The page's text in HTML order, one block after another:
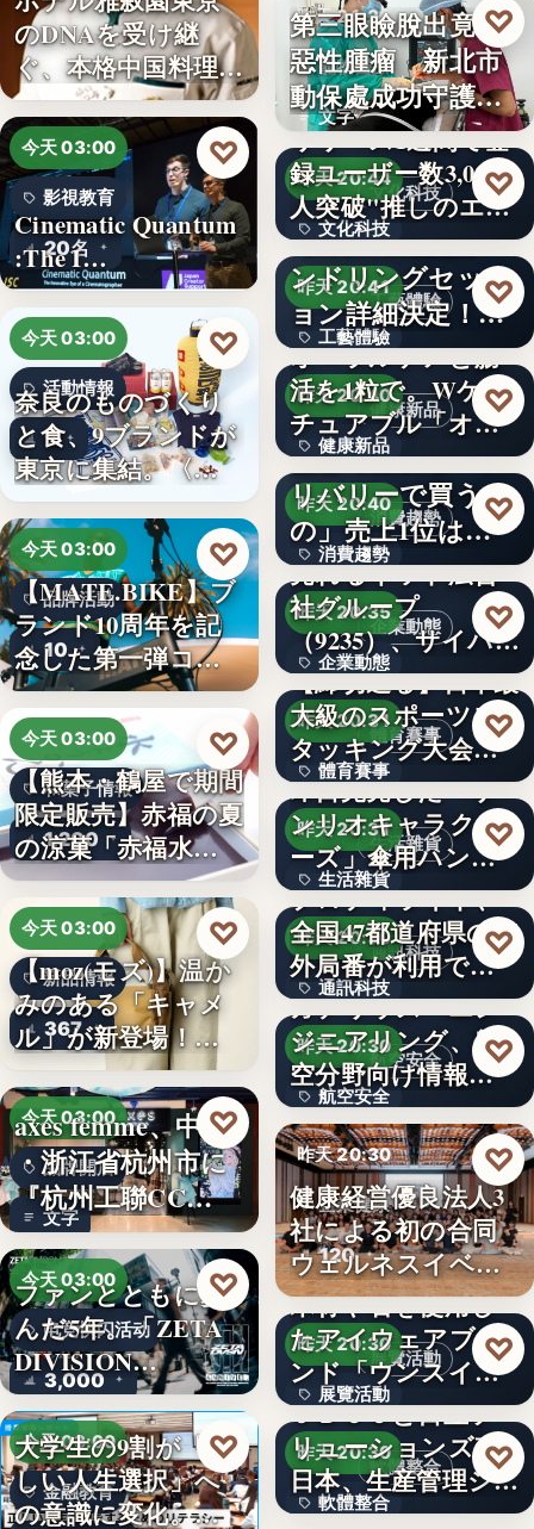
のDNAを受け継
ぐ、本格中国料理店
「万福…
今天 03:00
影視教育
20名
Cinematic Quantum
:The I…
♡
今天 03:00
活動情報
9
奈良のものづくり
と食、9ブランドが
東京に集結。〈…
♡
今天 03:00
品牌活動
10
【MATE.BIKE】ブ
ランド10周年を記
念した第一弾コ…
♡
今天 03:00
和菓子情報
1,200
【熊本・鶴屋で期間
限定販売】赤福の夏
の涼菓「赤福水よ
うか…
♡
今天 03:00
新品情報
367
【moz(モズ)】温か
みのある「キャメ
ル」が新登場！毎
♡
今天 03:00
品牌開店
文字
axes femme、中国
・浙江省杭州市に
『杭州工聯CC…
♡
今天 03:00
电竞快闪活动
3,000
ファンとともに歩
んだ5年。「ZETA
DIVISION…
♡
今天 03:00
金融教育
大学生の9割が「正
しい人生選択」へ
の意識に変化。ブ
♡
昨天 21:26
寵物醫療
文字
第三眼瞼脫出竟藏
惡性腫瘤 新北市
動保處成功守護校
園犬
♡
文化科技
昨天 20:44
文化科技
3,000人
リリース1週間で登
録ユーザー数3,000
人突破"推しのエ…
♡
工藝體驗
昨天 20:41
工藝體驗
文字
【8月18日開催】ハ
ンドリングセッシ
ョン詳細決定！ジ
ャパ…
♡
健康新品
昨天 20:40
健康新品
550億
オーラルケアと腸
活を1粒で。Wケア
チュアブル「オラ
フル…
♡
消費趨勢
昨天 20:40
消費趨勢
文字
猛暑で変わる「デ
リバリーで買うも
の」売上1位は
1.1kg…
♡
企業動態
昨天 20:35
企業動態
9235
売れるネット広告
社グループ
（9235）、サイバー
セキュリ…
♡
體育賽事
昨天 20:31
體育賽事
1
【締切迫る】日本最
大級のスポーツス
タッキング大会
「…
♡
生活雜貨
昨天 20:31
生活雜貨
1,408
即日完売した「サ
ンリオキャラクタ
ーズ」傘用ハンデ
ィファン…
♡
通訊科技
昨天 20:30
通訊科技
47
プロディライト、
全国47都道府県の市
外局番が利用でき
る…
♡
航空安全
昨天 20:30
航空安全
497
ガデリウス・エン
ジニアリング、航
空分野向け情報サ
イト「…
♡
昨天 20:30
企業健康
120
健康経営優良法人3
社による初の合同
ウェルネスイベン
ト開催
♡
展覽活動
昨天 20:30
展覽活動
50
木材や石を使用し
たアイウェアブラ
ンド「ウンスイキ
ョウ」の…
♡
軟體整合
昨天 20:30
軟體整合
ＪＢＣＣと日立ソ
リューションズ東
日本、生産管理シ
ステム「…
♡
コクヨグループ